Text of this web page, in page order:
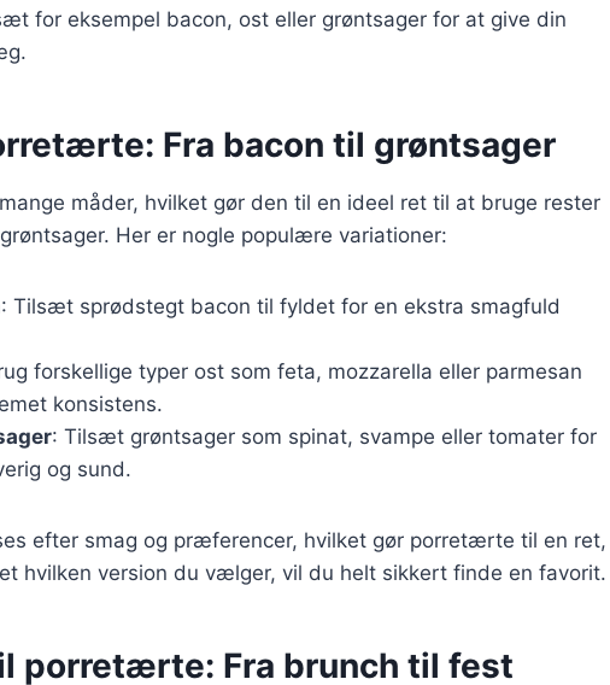
for eksempel bacon, ost eller grøntsager for at give din
Fra bacon til grøntsager
måder, hvilket gør den til en ideel ret til at bruge rester
Her er nogle populære variationer:
: Tilsæt sprødstegt bacon til fyldet for en ekstra smagfuld
forskellige typer ost som feta, mozzarella eller parmesan
konsistens.
: Tilsæt grøntsager som spinat, svampe eller tomater for
og sund.
efter smag og præferencer, hvilket gør porretærte til en ret,
hvilken version du vælger, vil du helt sikkert finde en favorit.
porretærte: Fra brunch til fest